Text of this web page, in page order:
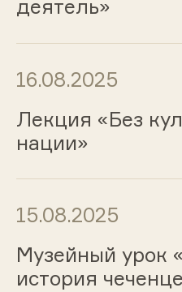
деятель»
16.08.2025
Лекция «Без
нации»
15.08.2025
Музейный урок
история